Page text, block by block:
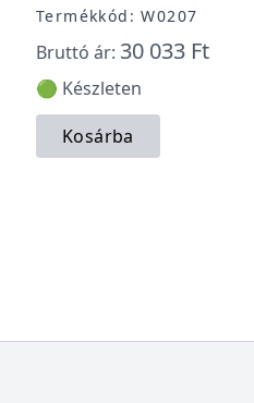
Termékkód: W0207
Bruttó ár: 30 033 Ft
🟢 Készleten
Kosárba